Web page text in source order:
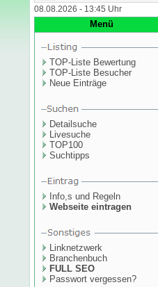
08.08.2026 - 13:45 Uhr
Menü
TOP-Liste Bewertung
TOP-Liste Besucher
Neue Einträge
Detailsuche
Livesuche
TOP100
Suchtipps
Info,s und Regeln
Webseite eintragen
Linknetzwerk
Branchenbuch
FULL SEO
Passwort vergessen?